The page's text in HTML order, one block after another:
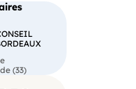
(33)